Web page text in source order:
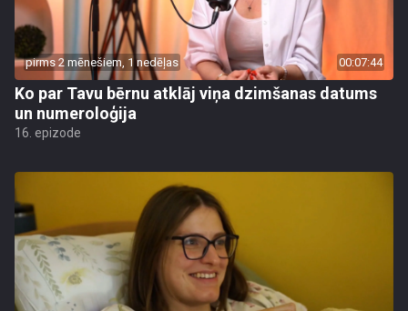
pirms 2 mēnešiem, 1 nedēļas 00:07:44
Ko par Tavu bērnu atklāj viņa dzimšanas datums
un numeroloģija
16. epizode